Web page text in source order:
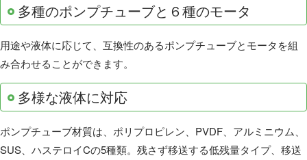
多種のポンプチューブと６種のモータ
用途や液体に応じて、互換性のあるポンプチューブとモータを組
み合わせることができます。
多様な液体に対応
ポンプチューブ材質は、ポリプロピレン、PVDF、アルミニウム、
SUS、ハステロイCの5種類。残さず移送する低残量タイプ、移送